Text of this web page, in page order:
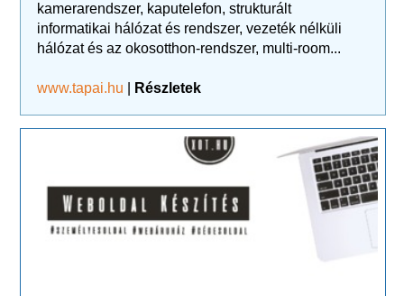
kamerarendszer, kaputelefon, strukturált
informatikai hálózat és rendszer, vezeték nélküli
hálózat és az okosotthon-rendszer, multi-room...
www.tapai.hu Részletek